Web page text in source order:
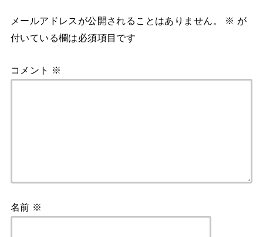
メールアドレスが公開されることはありません。 ※ が
付いている欄は必須項目です
コメント ※
名前 ※